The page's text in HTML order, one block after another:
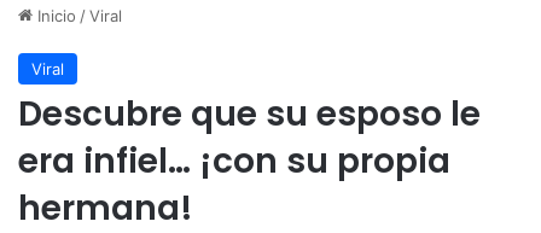
Inicio /Viral
Viral
Descubre que su esposo le
era infiel… ¡con su propia
hermana!